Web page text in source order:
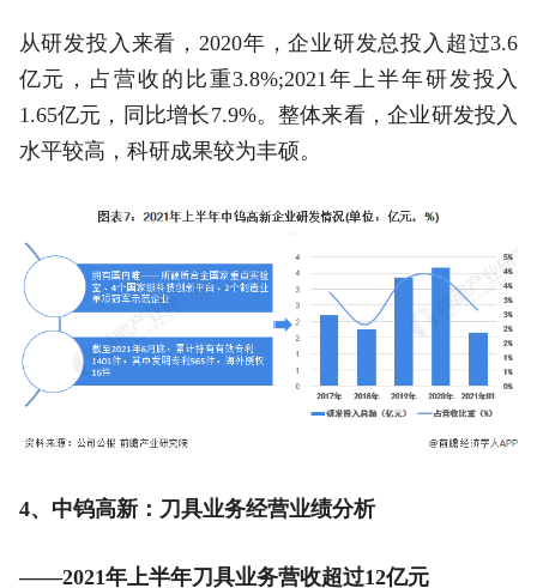
从研发投入来看，2020年，企业研发总投入超过3.6
亿元，占营收的比重3.8%;2021年上半年研发投入
1.65亿元，同比增长7.9%。整体来看，企业研发投入
水平较高，科研成果较为丰硕。
4、中钨高新：刀具业务经营业绩分析
——2021年上半年刀具业务营收超过12亿元